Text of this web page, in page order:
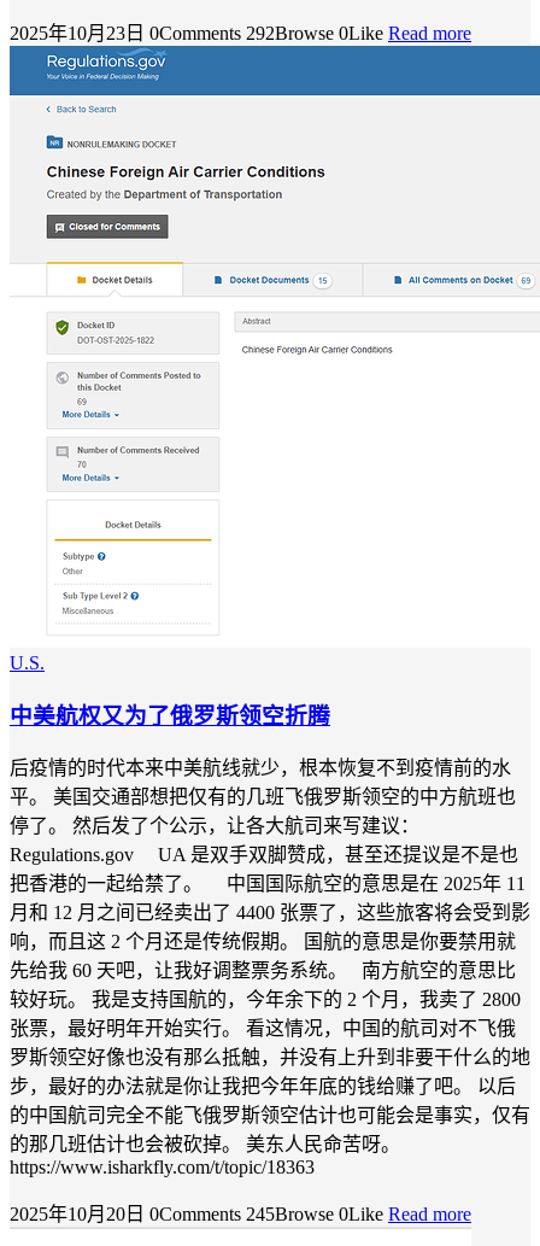
2025年10月23日 0Comments 292Browse 0Like Read more
U.S.
中美航权又为了俄罗斯领空折腾
后疫情的时代本来中美航线就少，根本恢复不到疫情前的水
平。 美国交通部想把仅有的几班飞俄罗斯领空的中方航班也
停了。 然后发了个公示，让各大航司来写建议：
Regulations.gov UA 是双手双脚赞成，甚至还提议是不是也
把香港的一起给禁了。 中国国际航空的意思是在 2025年 11
月和 12 月之间已经卖出了 4400 张票了，这些旅客将会受到影
响，而且这 2 个月还是传统假期。 国航的意思是你要禁用就
先给我 60 天吧，让我好调整票务系统。 南方航空的意思比
较好玩。 我是支持国航的，今年余下的 2 个月，我卖了 2800
张票，最好明年开始实行。 看这情况，中国的航司对不飞俄
罗斯领空好像也没有那么抵触，并没有上升到非要干什么的地
步，最好的办法就是你让我把今年年底的钱给赚了吧。 以后
的中国航司完全不能飞俄罗斯领空估计也可能会是事实，仅有
的那几班估计也会被砍掉。 美东人民命苦呀。
https://www.isharkfly.com/t/topic/18363
2025年10月20日 0Comments 245Browse 0Like Read more